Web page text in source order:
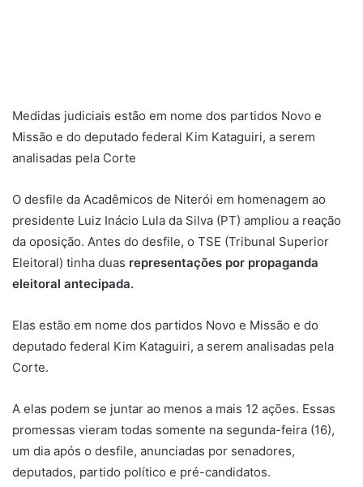
Medidas judiciais estão em nome dos partidos Novo e
Missão e do deputado federal Kim Kataguiri, a serem
analisadas pela Corte
O desfile da Acadêmicos de Niterói em homenagem ao
presidente Luiz Inácio Lula da Silva (PT) ampliou a reação
da oposição. Antes do desfile, o TSE (Tribunal Superior
Eleitoral) tinha duas representações por propaganda
eleitoral antecipada.
Elas estão em nome dos partidos Novo e Missão e do
deputado federal Kim Kataguiri, a serem analisadas pela
Corte.
A elas podem se juntar ao menos a mais 12 ações. Essas
promessas vieram todas somente na segunda-feira (16),
um dia após o desfile, anunciadas por senadores,
deputados, partido político e pré-candidatos.